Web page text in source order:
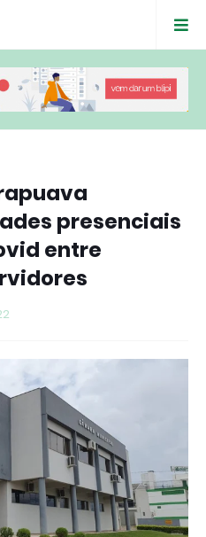
presenciais
entre